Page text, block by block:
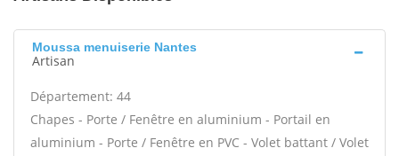
Moussa menuiserie Nantes
Artisan
Département: 44
Chapes - Porte / Fenêtre en aluminium - Portail en
aluminium - Porte / Fenêtre en PVC - Volet battant / Volet